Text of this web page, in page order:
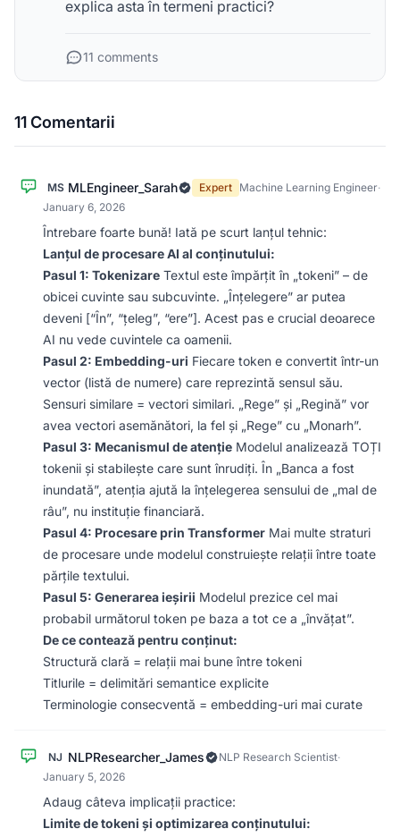
explica asta în termeni practici?
11 comments
11 Comentarii
MS MLEngineer_Sarah Expert Machine Learning Engineer·
January 6, 2026
Întrebare foarte bună! Iată pe scurt lanțul tehnic:
Lanțul de procesare AI al conținutului:
Pasul 1: Tokenizare Textul este împărțit în „tokeni” – de
obicei cuvinte sau subcuvinte. „Înțelegere” ar putea
deveni [“În”, “țeleg”, “ere”]. Acest pas e crucial deoarece
AI nu vede cuvintele ca oamenii.
Pasul 2: Embedding-uri Fiecare token e convertit într-un
vector (listă de numere) care reprezintă sensul său.
Sensuri similare = vectori similari. „Rege” și „Regină” vor
avea vectori asemănători, la fel și „Rege” cu „Monarh”.
Pasul 3: Mecanismul de atenție Modelul analizează TOȚI
tokenii și stabilește care sunt înrudiți. În „Banca a fost
inundată”, atenția ajută la înțelegerea sensului de „mal de
râu”, nu instituție financiară.
Pasul 4: Procesare prin Transformer Mai multe straturi
de procesare unde modelul construiește relații între toate
părțile textului.
Pasul 5: Generarea ieșirii Modelul prezice cel mai
probabil următorul token pe baza a tot ce a „învățat”.
De ce contează pentru conținut:
Structură clară = relații mai bune între tokeni
Titlurile = delimitări semantice explicite
Terminologie consecventă = embedding-uri mai curate
NJ NLPResearcher_James NLP Research Scientist·
January 5, 2026
Adaug câteva implicații practice:
Limite de tokeni și optimizarea conținutului: